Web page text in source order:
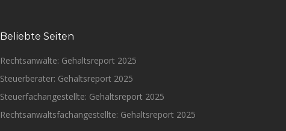
Beliebte Seiten
Rechtsanwälte: Gehaltsreport 2025
Steuerberater: Gehaltsreport 2025
Steuerfachangestellte: Gehaltsreport 2025
Rechtsanwaltsfachangestellte: Gehaltsreport 2025